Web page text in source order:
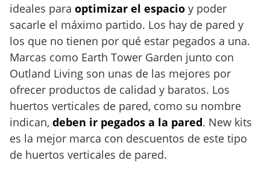
ideales para optimizar el espacio y poder
sacarle el máximo partido. Los hay de pared y
los que no tienen por qué estar pegados a una.
Marcas como Earth Tower Garden junto con
Outland Living son unas de las mejores por
ofrecer productos de calidad y baratos. Los
huertos verticales de pared, como su nombre
indican, deben ir pegados a la pared. New kits
es la mejor marca con descuentos de este tipo
de huertos verticales de pared.